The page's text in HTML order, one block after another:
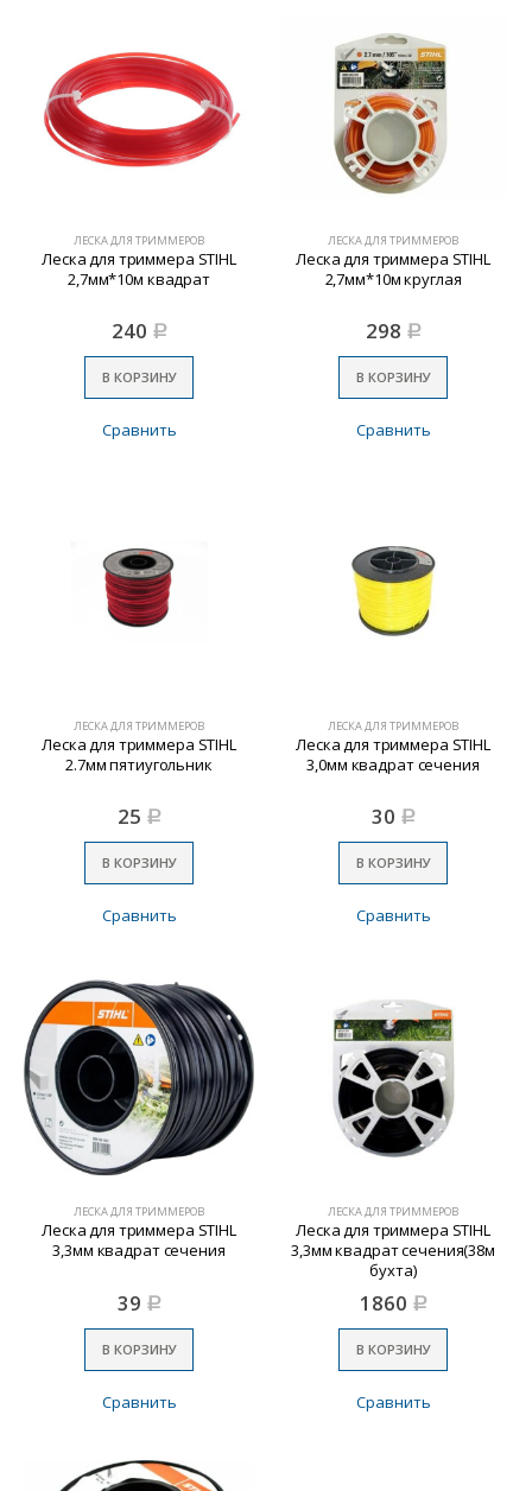
ЛЕСКА ДЛЯ ТРИММЕРОВ
Леска для триммера STIHL
2,7мм*10м квадрат
240 Р
В КОРЗИНУ
Сравнить
ЛЕСКА ДЛЯ ТРИММЕРОВ
Леска для триммера STIHL
2,7мм*10м круглая
298 Р
В КОРЗИНУ
Сравнить
ЛЕСКА ДЛЯ ТРИММЕРОВ
Леска для триммера STIHL
2.7мм пятиугольник
25 Р
В КОРЗИНУ
Сравнить
ЛЕСКА ДЛЯ ТРИММЕРОВ
Леска для триммера STIHL
3,0мм квадрат сечения
30 Р
В КОРЗИНУ
Сравнить
ЛЕСКА ДЛЯ ТРИММЕРОВ
Леска для триммера STIHL
3,3мм квадрат сечения
39 Р
В КОРЗИНУ
Сравнить
ЛЕСКА ДЛЯ ТРИММЕРОВ
Леска для триммера STIHL
3,3мм квадрат сечения(38м
бухта)
1860 Р
В КОРЗИНУ
Сравнить